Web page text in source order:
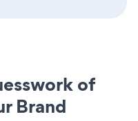
of
Brand